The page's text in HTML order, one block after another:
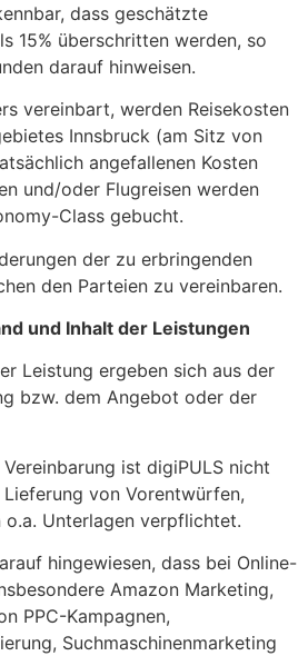
dass geschätzte
15% überschritten werden, so
darauf hinweisen.
vereinbart, werden Reisekosten
Innsbruck (am Sitz von
angefallenen Kosten
und/oder Flugreisen werden
Class gebucht.
der zu erbringenden
den Parteien zu vereinbaren.
und Inhalt der Leistungen
Leistung ergeben sich aus der
bzw. dem Angebot oder der
ist digiPULS nicht
von Vorentwürfen,
o.a. Unterlagen verpflichtet.
hingewiesen, dass bei Online-
Amazon Marketing,
PPC-Kampagnen,
Suchmaschinenmarketing